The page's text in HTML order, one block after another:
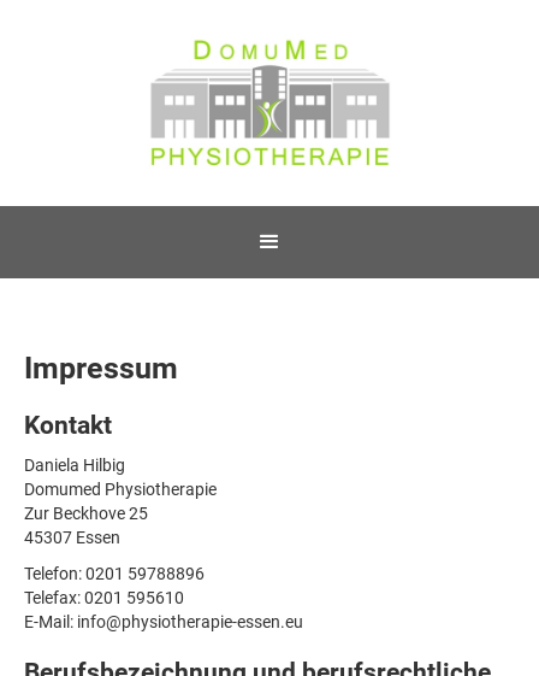
Impressum
Kontakt
Daniela Hilbig
Domumed Physiotherapie
Zur Beckhove 25
45307 Essen
Telefon: 0201 59788896
Telefax: 0201 595610
E-Mail: info@physiotherapie-essen.eu